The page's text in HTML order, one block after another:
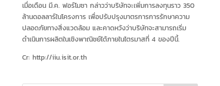
เมื่อเดือน มี.ค. ฟอร์โมซา กล่าวว่าบริษัทจะเพิ่มการลงทุนราว 350
ล้านดอลลาร์ในโครงการ เพื่อปรับปรุงมาตรการการรักษาความ
ปลอดภัยทางสิ่งแวดล้อม และคาดหวังว่าบริษัทจะสามารถเริ่ม
ดำเนินการผลิตในเชิงพาณิชย์ได้ภายในไตรมาสที่ 4 ของปีนี้.
Cr: http://iiu.isit.or.th